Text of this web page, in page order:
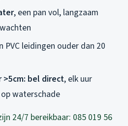
, een pan vol, langzaam
PVC leidingen ouder dan 20
bel direct, elk uur
waterschade
24/7 bereikbaar: 085 019 56